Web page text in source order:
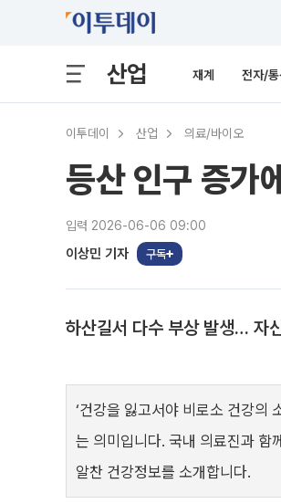
산업 재계 전자/
이투데이 산업 의료/바이오
등산 인구 증가
입력 2026-06-06 09:00
이상민 기자 구독
하산길서 다수 부상 발생… 자
‘건강을 잃고서야 비로소 건강의
는 의미입니다. 국내 의료진과 함
알찬 건강정보를 소개합니다.